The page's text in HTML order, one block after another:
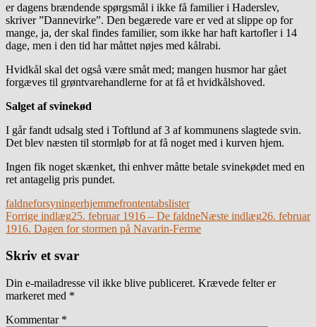
er dagens brændende spørgsmål i ikke få familier i Haderslev,
skriver ”Dannevirke”. Den begærede vare er ved at slippe op for
mange, ja, der skal findes familier, som ikke har haft kartofler i 14
dage, men i den tid har måttet nøjes med kålrabi.
Hvidkål skal det også være småt med; mangen husmor har gået
forgæves til grøntvarehandlerne for at få et hvidkålshoved.
Salget af svinekød
I går fandt udsalg sted i Toftlund af 3 af kommunens slagtede svin.
Det blev næsten til stormløb for at få noget med i kurven hjem.
Ingen fik noget skænket, thi enhver måtte betale svinekødet med en
ret antagelig pris pundet.
faldneforsyningerhjemmefrontentabslister
Indlægsnavigation
Forrige indlæg25. februar 1916 – De faldneNæste indlæg26. februar
1916. Dagen for stormen på Navarin-Ferme
Skriv et svar
Din e-mailadresse vil ikke blive publiceret. Krævede felter er
markeret med *
Kommentar *